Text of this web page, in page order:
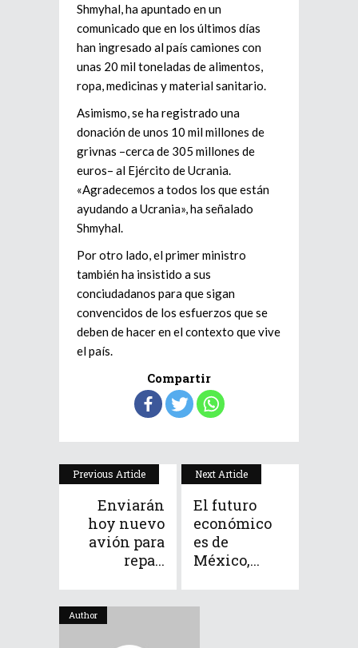
Shmyhal, ha apuntado en un
comunicado que en los últimos días
han ingresado al país camiones con
unas 20 mil toneladas de alimentos,
ropa, medicinas y material sanitario.
Asimismo, se ha registrado una
donación de unos 10 mil millones de
grivnas –cerca de 305 millones de
euros– al Ejército de Ucrania.
«Agradecemos a todos los que están
ayudando a Ucrania», ha señalado
Shmyhal.
Por otro lado, el primer ministro
también ha insistido a sus
conciudadanos para que sigan
convencidos de los esfuerzos que se
deben de hacer en el contexto que vive
el país.
Compartir
Previous Article
Enviarán
hoy nuevo
avión para
repa...
Next Article
El futuro
económico
es de
México,...
Author